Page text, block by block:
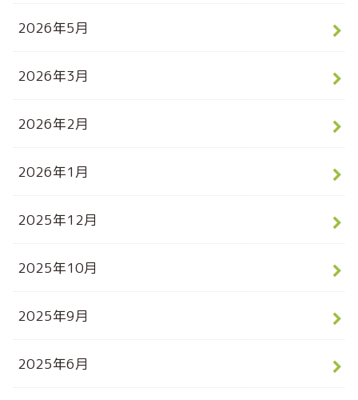
2026年5月
2026年3月
2026年2月
2026年1月
2025年12月
2025年10月
2025年9月
2025年6月